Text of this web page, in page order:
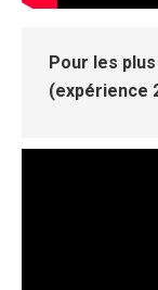
Pour les
(expérience